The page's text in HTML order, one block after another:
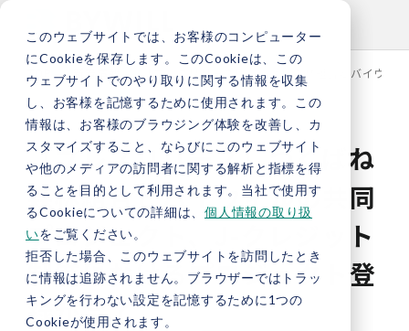
このウェブサイトでは、お客様のコンピューター
にCookieを保存します。このCookieは、この
ウェブサイトでのやり取りに関する情報を収集
し、お客様を記憶するために使用されます。この
情報は、お客様のブラウジング体験を改善し、カ
スタマイズすること、ならびにこのウェブサイト
や他のメディアの訪問者に関する解析と指標を得
ることを目的として利用されます。当社で使用す
るCookieについての詳細は、 個人情報の取り扱
いをご覧ください。
拒否した場合、このウェブサイトを訪問したとき
に情報は追跡されません。ブラウザーではトラッ
キングを行わない設定を記憶するために1つの
Cookieが使用されます。
TOP 新着情報 【プレスリリース】つくばね森林組合とバイウ
【プレスリリース】つくばね
森林組合とバイウィルの共同
プロジェクト、J-クレジット
制度におけるプロジェクト登
録が完了